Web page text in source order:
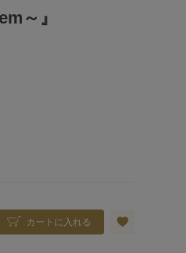
～』
カートに入れる